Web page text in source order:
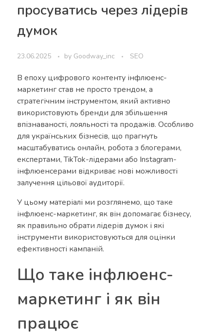
просуватись через лідерів
думок
23.06.2025 by Goodway_inc SEO
В епоху цифрового контенту інфлюенс-
маркетинг став не просто трендом, а
стратегічним інструментом, який активно
використовують бренди для збільшення
впізнаваності, лояльності та продажів. Особливо
для українських бізнесів, що прагнуть
масштабуватись онлайн, робота з блогерами,
експертами, TikTok-лідерами або Instagram-
інфлюенсерами відкриває нові можливості
залучення цільової аудиторії.
У цьому матеріалі ми розглянемо, що таке
інфлюенс-маркетинг, як він допомагає бізнесу,
як правильно обрати лідерів думок і які
інструменти використовуються для оцінки
ефективності кампаній.
Що таке інфлюенс-
маркетинг і як він
працює